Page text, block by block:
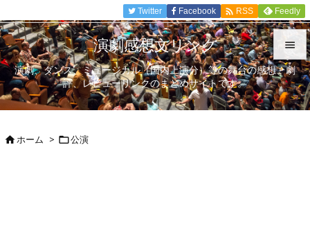


メニュ

Twitter Facebook  RSS Feedly
演劇感想文リンク
演劇、ダンス、ミュージカル（国内上演分）等の舞台の感想、劇
評、レビューリンクのまとめサイトです。
ホーム > 公演